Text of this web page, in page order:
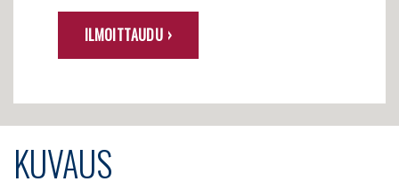
ILMOITTAUDU ›
KUVAUS